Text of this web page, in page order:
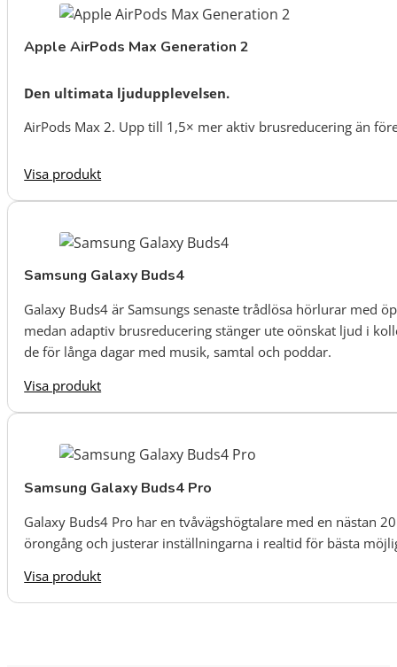
Apple AirPods Max Generation 2
Den ultimata ljudupplevelsen.
AirPods Max 2. Upp till 1,5× mer aktiv brusreducering än
Visa produkt
Samsung Galaxy Buds4
Galaxy Buds4 är Samsungs senaste trådlösa hörlurar med
medan adaptiv brusreducering stänger ute oönskat ljud i
de för långa dagar med musik, samtal och poddar.
Visa produkt
Samsung Galaxy Buds4 Pro
Galaxy Buds4 Pro har en tvåvägshögtalare med en nästan
örongång och justerar inställningarna i realtid för bästa
Visa produkt